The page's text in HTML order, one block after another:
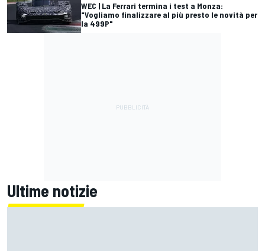
WEC | La Ferrari termina i test a Monza:
"Vogliamo finalizzare al più presto le novità per
la 499P"
Ultime notizie